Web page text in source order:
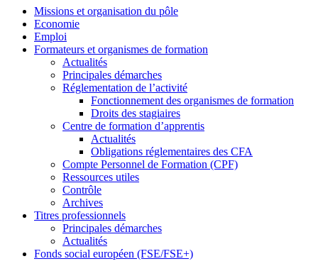
Missions et organisation du pôle
Economie
Emploi
Formateurs et organismes de formation
Actualités
Principales démarches
Réglementation de l’activité
Fonctionnement des organismes de formation
Droits des stagiaires
Centre de formation d’apprentis
Actualités
Obligations réglementaires des CFA
Compte Personnel de Formation (CPF)
Ressources utiles
Contrôle
Archives
Titres professionnels
Principales démarches
Actualités
Fonds social européen (FSE/FSE+)